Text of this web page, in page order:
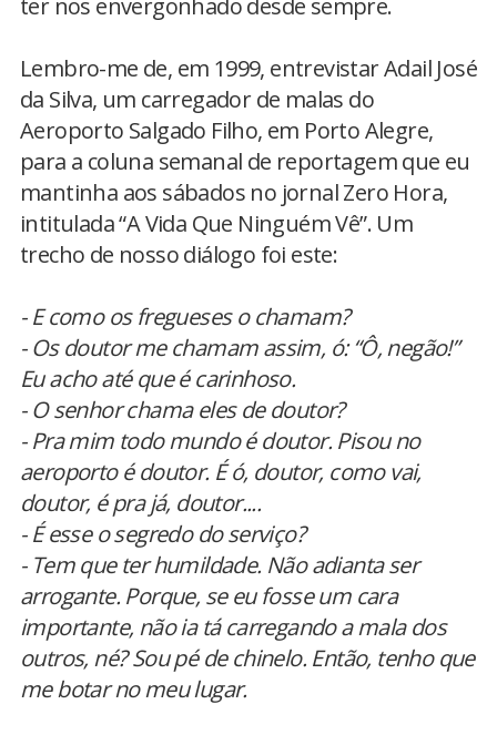
ter nos envergonhado desde sempre.
Lembro-me de, em 1999, entrevistar Adail José
da Silva, um carregador de malas do
Aeroporto Salgado Filho, em Porto Alegre,
para a coluna semanal de reportagem que eu
mantinha aos sábados no jornal Zero Hora,
intitulada “A Vida Que Ninguém Vê”. Um
trecho de nosso diálogo foi este:
- E como os fregueses o chamam?
- Os doutor me chamam assim, ó: “Ô, negão!”
Eu acho até que é carinhoso.
- O senhor chama eles de doutor?
- Pra mim todo mundo é doutor. Pisou no
aeroporto é doutor. É ó, doutor, como vai,
doutor, é pra já, doutor....
- É esse o segredo do serviço?
- Tem que ter humildade. Não adianta ser
arrogante. Porque, se eu fosse um cara
importante, não ia tá carregando a mala dos
outros, né? Sou pé de chinelo. Então, tenho que
me botar no meu lugar.